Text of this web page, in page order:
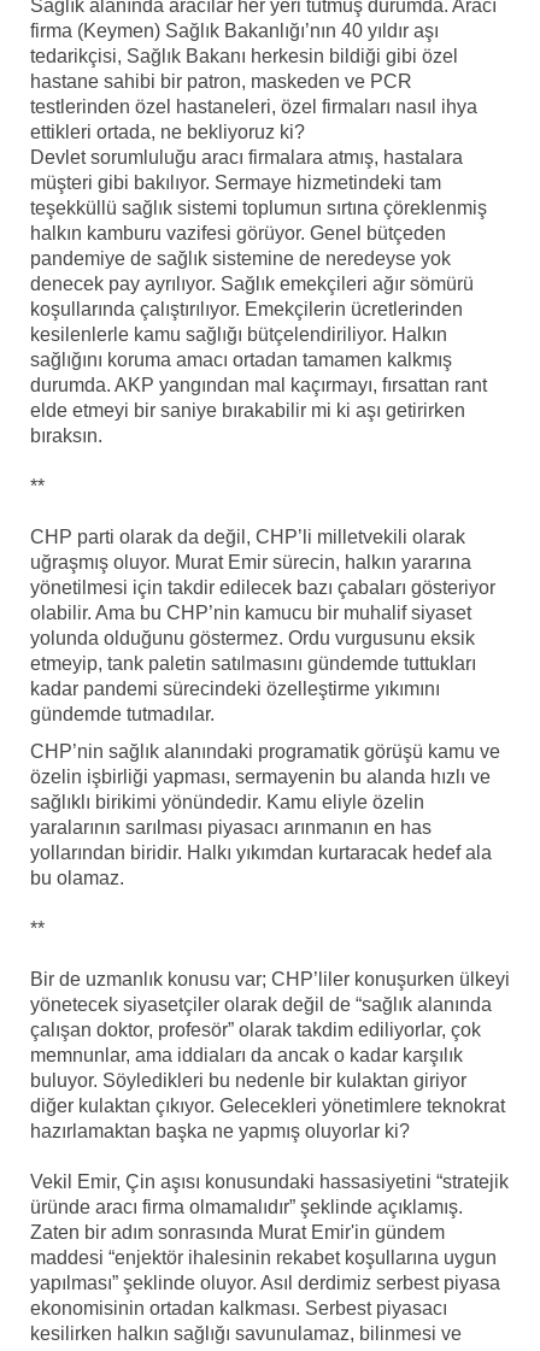
Sağlık alanında aracılar her yeri tutmuş durumda. Aracı
firma (Keymen) Sağlık Bakanlığı’nın 40 yıldır aşı
tedarikçisi, Sağlık Bakanı herkesin bildiği gibi özel
hastane sahibi bir patron, maskeden ve PCR
testlerinden özel hastaneleri, özel firmaları nasıl ihya
ettikleri ortada, ne bekliyoruz ki?
Devlet sorumluluğu aracı firmalara atmış, hastalara
müşteri gibi bakılıyor. Sermaye hizmetindeki tam
teşekküllü sağlık sistemi toplumun sırtına çöreklenmiş
halkın kamburu vazifesi görüyor. Genel bütçeden
pandemiye de sağlık sistemine de neredeyse yok
denecek pay ayrılıyor. Sağlık emekçileri ağır sömürü
koşullarında çalıştırılıyor. Emekçilerin ücretlerinden
kesilenlerle kamu sağlığı bütçelendiriliyor. Halkın
sağlığını koruma amacı ortadan tamamen kalkmış
durumda. AKP yangından mal kaçırmayı, fırsattan rant
elde etmeyi bir saniye bırakabilir mi ki aşı getirirken
bıraksın.
**
CHP parti olarak da değil, CHP’li milletvekili olarak
uğraşmış oluyor. Murat Emir sürecin, halkın yararına
yönetilmesi için takdir edilecek bazı çabaları gösteriyor
olabilir. Ama bu CHP’nin kamucu bir muhalif siyaset
yolunda olduğunu göstermez. Ordu vurgusunu eksik
etmeyip, tank paletin satılmasını gündemde tuttukları
kadar pandemi sürecindeki özelleştirme yıkımını
gündemde tutmadılar.
CHP’nin sağlık alanındaki programatik görüşü kamu ve
özelin işbirliği yapması, sermayenin bu alanda hızlı ve
sağlıklı birikimi yönündedir. Kamu eliyle özelin
yaralarının sarılması piyasacı arınmanın en has
yollarından biridir. Halkı yıkımdan kurtaracak hedef ala
bu olamaz.
**
Bir de uzmanlık konusu var; CHP’liler konuşurken ülkeyi
yönetecek siyasetçiler olarak değil de “sağlık alanında
çalışan doktor, profesör” olarak takdim ediliyorlar, çok
memnunlar, ama iddiaları da ancak o kadar karşılık
buluyor. Söyledikleri bu nedenle bir kulaktan giriyor
diğer kulaktan çıkıyor. Gelecekleri yönetimlere teknokrat
hazırlamaktan başka ne yapmış oluyorlar ki?
Vekil Emir, Çin aşısı konusundaki hassasiyetini “stratejik
üründe aracı firma olmamalıdır” şeklinde açıklamış.
Zaten bir adım sonrasında Murat Emir'in gündem
maddesi “enjektör ihalesinin rekabet koşullarına uygun
yapılması” şeklinde oluyor. Asıl derdimiz serbest piyasa
ekonomisinin ortadan kalkması. Serbest piyasacı
kesilirken halkın sağlığı savunulamaz, bilinmesi ve